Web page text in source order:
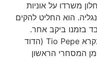
משרדו על אוניות
הוא החליט להקים
בזמנו ביקב אחר.
המוצר הראשון שהיקב הוציא לאור נקרא Tio Pepe (הדוד
הראשון